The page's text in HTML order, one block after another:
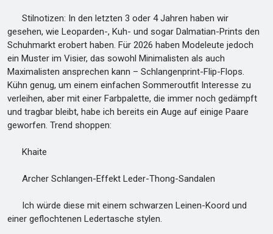
Stilnotizen: In den letzten 3 oder 4 Jahren haben wir
gesehen, wie Leoparden-, Kuh- und sogar Dalmatian-Prints den
Schuhmarkt erobert haben. Für 2026 haben Modeleute jedoch
ein Muster im Visier, das sowohl Minimalisten als auch
Maximalisten ansprechen kann – Schlangenprint-Flip-Flops.
Kühn genug, um einem einfachen Sommeroutfit Interesse zu
verleihen, aber mit einer Farbpalette, die immer noch gedämpft
und tragbar bleibt, habe ich bereits ein Auge auf einige Paare
geworfen. Trend shoppen:
Khaite
Archer Schlangen-Effekt Leder-Thong-Sandalen
Ich würde diese mit einem schwarzen Leinen-Koord und
einer geflochtenen Ledertasche stylen.